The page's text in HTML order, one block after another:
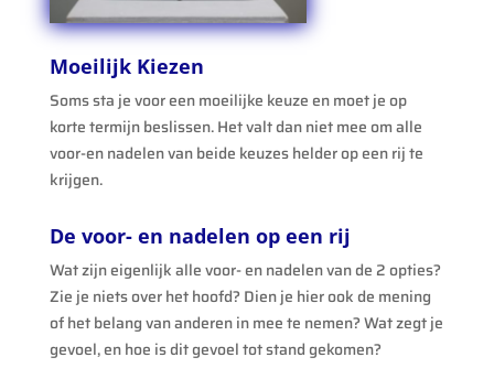
Moeilijk Kiezen
Soms sta je voor een moeilijke keuze en moet je op
korte termijn beslissen. Het valt dan niet mee om alle
voor-en nadelen van beide keuzes helder op een rij te
krijgen.
De voor- en nadelen op een rij
Wat zijn eigenlijk alle voor- en nadelen van de 2 opties?
Zie je niets over het hoofd? Dien je hier ook de mening
of het belang van anderen in mee te nemen? Wat zegt je
gevoel, en hoe is dit gevoel tot stand gekomen?